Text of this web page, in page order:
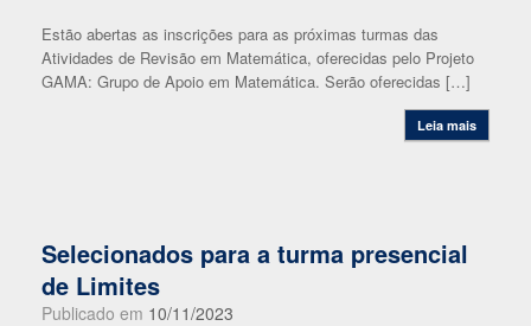
Estão abertas as inscrições para as próximas turmas das
Atividades de Revisão em Matemática, oferecidas pelo Projeto
GAMA: Grupo de Apoio em Matemática. Serão oferecidas […]
Leia mais
Selecionados para a turma presencial
de Limites
Publicado em 10/11/2023